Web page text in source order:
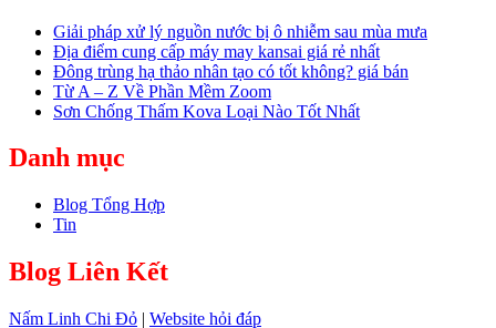
Giải pháp xử lý nguồn nước bị ô nhiễm sau mùa mưa
Địa điểm cung cấp máy may kansai giá rẻ nhất
Đông trùng hạ thảo nhân tạo có tốt không? giá bán
Từ A – Z Về Phần Mềm Zoom
Sơn Chống Thấm Kova Loại Nào Tốt Nhất
Danh mục
Blog Tổng Hợp
Tin
Blog Liên Kết
Nấm Linh Chi Đỏ | Website hỏi đáp